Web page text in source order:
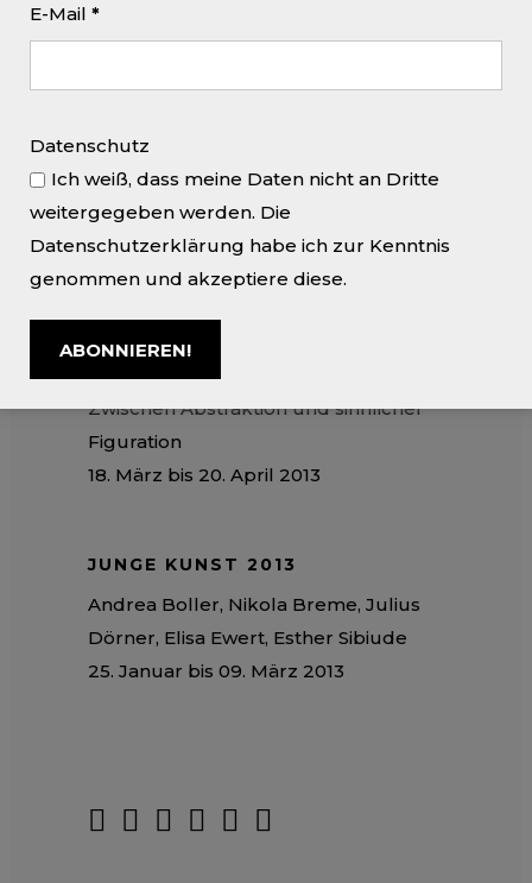
JOHANNES OBERTHÜR // JULIUS
DÖRNER
Malerei und Plastik 2013
27. April bis 18. Mai 2013
Zwischen Abstraktion und sinnlicher
Figuration
18. März bis 20. April 2013
JUNGE KUNST 2013
Andrea Boller, Nikola Breme, Julius
Dörner, Elisa Ewert, Esther Sibiude
25. Januar bis 09. März 2013
E-Mail *
Datenschutz
Ich weiß, dass meine Daten nicht an Dritte
weitergegeben werden. Die
Datenschutzerklärung habe ich zur Kenntnis
genommen und akzeptiere diese.